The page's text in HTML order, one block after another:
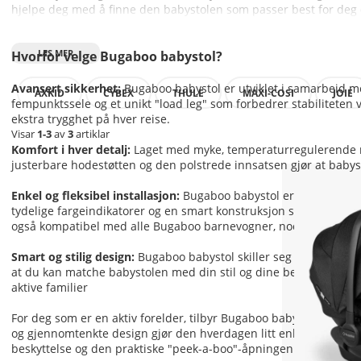
hjelpe deg med å finne den babystolen som passer best for
Hvorfor velge Bugaboo babystol?
Avansert sikkerhet:Bugaboo babystol er utviklet i samarbeid
fempunktssele og et unikt "load leg" som forbedrer stabiliteten
ekstra trygghet på hver reise.
Komfort i hver detalj: Laget med myke,
justerbare hodestøtten og den polstrede innsatsen gjør at
Enkel og fleksibel installasjon: Bugaboo babystol er designet
tydelige fargeindikatorer og en smart konstruksjon som gjør at
også kompatibel med alle Bugaboo barnevogner, noe som gjør
Smart og stilig design: Bugaboo babystol skiller seg ikke bare
at du kan matche babystolen med din stil og dine behov. Den
aktive familier
For deg som er en aktiv forelder, tilbyr Bugaboo babystol den
og gjennomtenkte design gjør den hverdagen litt enklere,
beskyttelse og den praktiske "peek-a-boo"-åpningen sikrer at
AXKID CYBEX THULE MAXI-COSI JOIE
Visar 1-3av3artiklar